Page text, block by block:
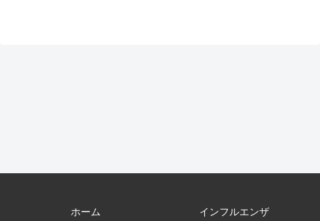
ホーム インフルエンザ